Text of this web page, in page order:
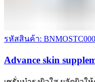
รหัสสินค้า:
Advance skin